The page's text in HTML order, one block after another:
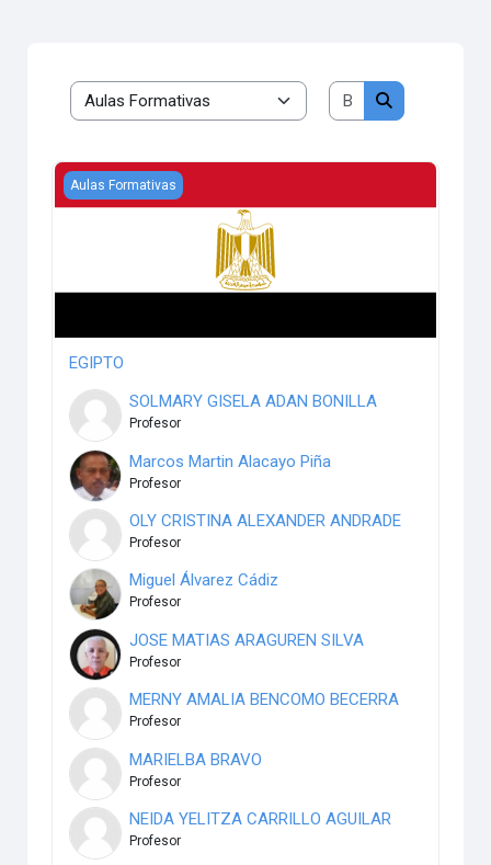
Categorías
Buscar cursos
Buscar cursos
EGIPTO
Aulas Formativas
EGIPTO
SOLMARY GISELA ADAN BONILLA
Profesor
Marcos Martin Alacayo Piña
Profesor
OLY CRISTINA ALEXANDER ANDRADE
Profesor
Miguel Álvarez Cádiz
Profesor
JOSE MATIAS ARAGUREN SILVA
Profesor
MERNY AMALIA BENCOMO BECERRA
Profesor
MARIELBA BRAVO
Profesor
NEIDA YELITZA CARRILLO AGUILAR
Profesor